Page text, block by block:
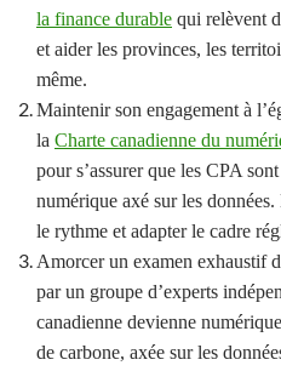
la finance durable qui relèvent
et aider les provinces, les
même.
Maintenir son engagement à
la Charte canadienne du
pour s’assurer que les CPA
numérique axé sur les
le rythme et adapter le cadre
Amorcer un examen exhaustif
par un groupe d’experts
canadienne devienne
de carbone, axée sur les